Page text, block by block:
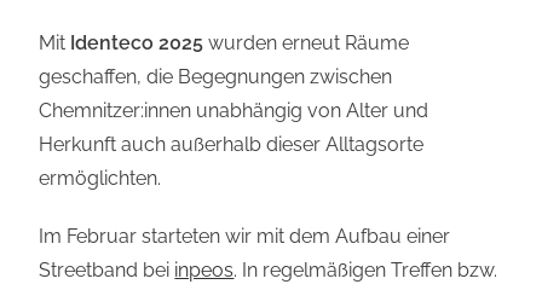
Mit Identeco 2025 wurden erneut Räume
geschaffen, die Begegnungen zwischen
Chemnitzer:innen unabhängig von Alter und
Herkunft auch außerhalb dieser Alltagsorte
ermöglichten.
Im Februar starteten wir mit dem Aufbau einer
Streetband bei inpeos. In regelmäßigen Treffen bzw.